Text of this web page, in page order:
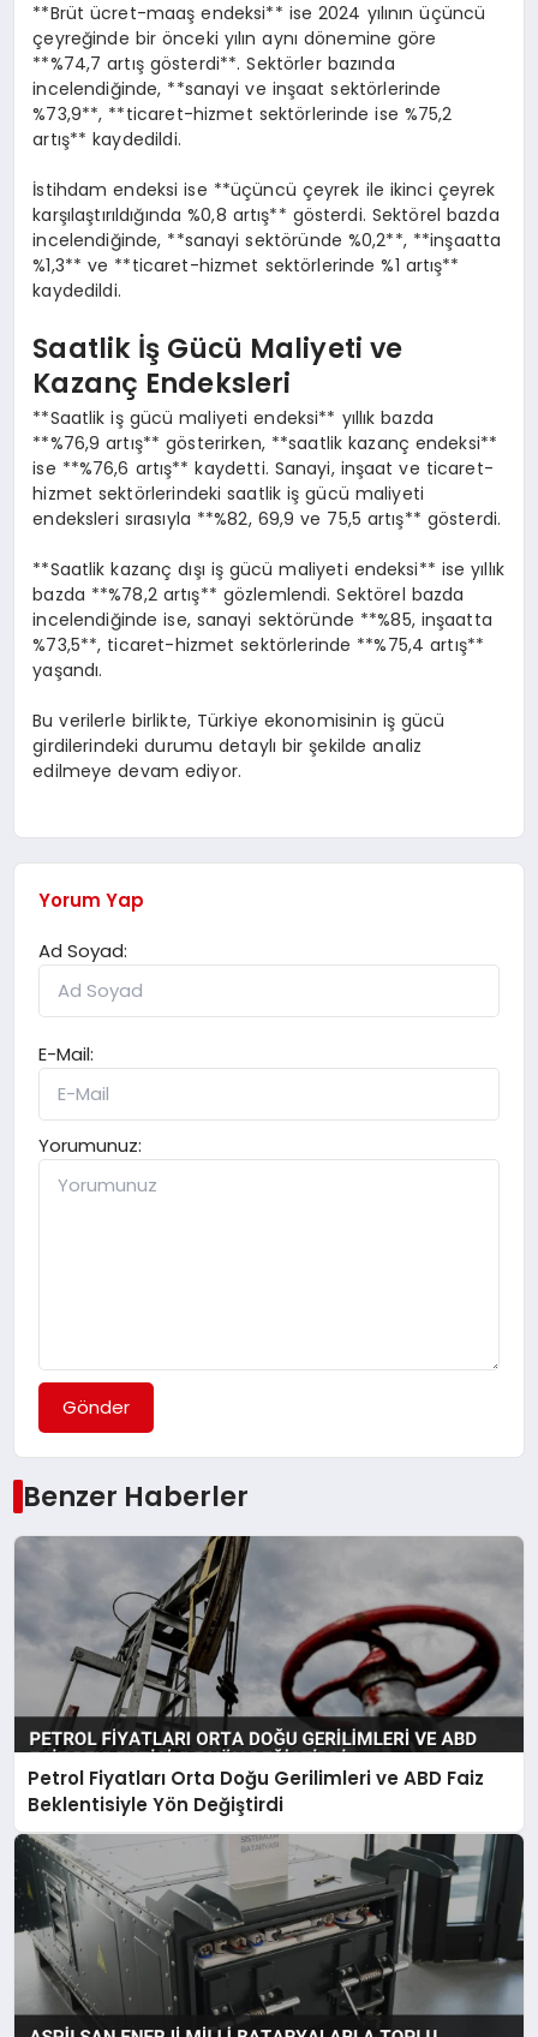
**Brüt ücret-maaş endeksi** ise 2024 yılının üçüncü
çeyreğinde bir önceki yılın aynı dönemine göre
**%74,7 artış gösterdi**. Sektörler bazında
incelendiğinde, **sanayi ve inşaat sektörlerinde
%73,9**, **ticaret-hizmet sektörlerinde ise %75,2
artış** kaydedildi.
İstihdam endeksi ise **üçüncü çeyrek ile ikinci çeyrek
karşılaştırıldığında %0,8 artış** gösterdi. Sektörel bazda
incelendiğinde, **sanayi sektöründe %0,2**, **inşaatta
%1,3** ve **ticaret-hizmet sektörlerinde %1 artış**
kaydedildi.
Saatlik İş Gücü Maliyeti ve
Kazanç Endeksleri
**Saatlik iş gücü maliyeti endeksi** yıllık bazda
**%76,9 artış** gösterirken, **saatlik kazanç endeksi**
ise **%76,6 artış** kaydetti. Sanayi, inşaat ve ticaret-
hizmet sektörlerindeki saatlik iş gücü maliyeti
endeksleri sırasıyla **%82, 69,9 ve 75,5 artış** gösterdi.
**Saatlik kazanç dışı iş gücü maliyeti endeksi** ise yıllık
bazda **%78,2 artış** gözlemlendi. Sektörel bazda
incelendiğinde ise, sanayi sektöründe **%85, inşaatta
%73,5**, ticaret-hizmet sektörlerinde **%75,4 artış**
yaşandı.
Bu verilerle birlikte, Türkiye ekonomisinin iş gücü
girdilerindeki durumu detaylı bir şekilde analiz
edilmeye devam ediyor.
Yorum Yap
Ad Soyad:
E-Mail:
Yorumunuz:
Gönder
Benzer Haberler
Petrol Fiyatları Orta Doğu Gerilimleri ve ABD Faiz
Beklentisiyle Yön Değiştirdi